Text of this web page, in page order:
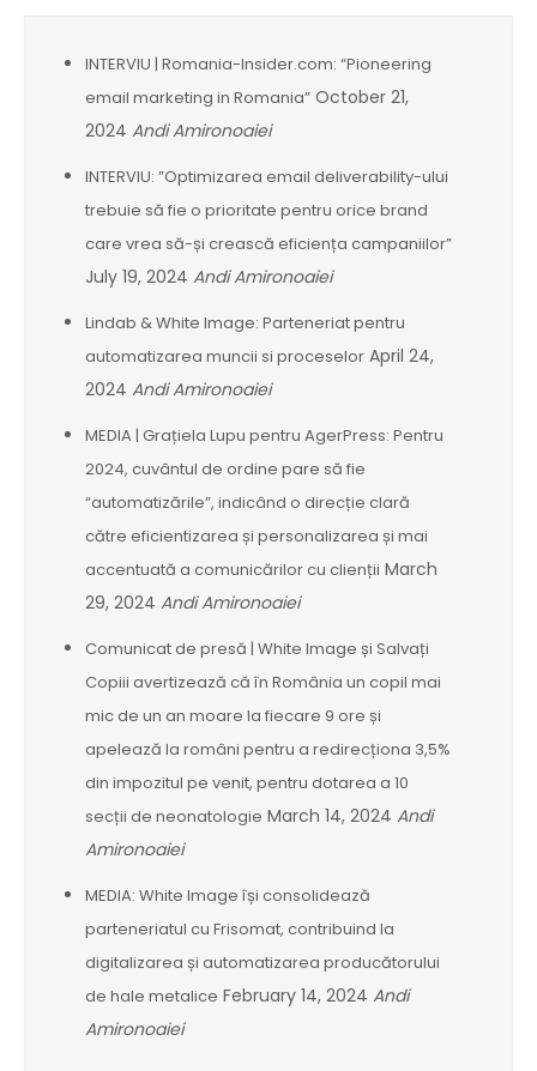
INTERVIU | Romania-Insider.com: “Pioneering
email marketing in Romania” October 21,
2024 Andi Amironoaiei
INTERVIU: ”Optimizarea email deliverability-ului
trebuie să fie o prioritate pentru orice brand
care vrea să-și crească eficiența campaniilor”
July 19, 2024 Andi Amironoaiei
Lindab & White Image: Parteneriat pentru
automatizarea muncii si proceselor April 24,
2024 Andi Amironoaiei
MEDIA | Grațiela Lupu pentru AgerPress: Pentru
2024, cuvântul de ordine pare să fie
“automatizările”, indicând o direcție clară
către eficientizarea și personalizarea și mai
accentuată a comunicărilor cu clienții March
29, 2024 Andi Amironoaiei
Comunicat de presă | White Image și Salvați
Copiii avertizează că în România un copil mai
mic de un an moare la fiecare 9 ore și
apelează la români pentru a redirecționa 3,5%
din impozitul pe venit, pentru dotarea a 10
secții de neonatologie March 14, 2024 Andi
Amironoaiei
MEDIA: White Image își consolidează
parteneriatul cu Frisomat, contribuind la
digitalizarea și automatizarea producătorului
de hale metalice February 14, 2024 Andi
Amironoaiei